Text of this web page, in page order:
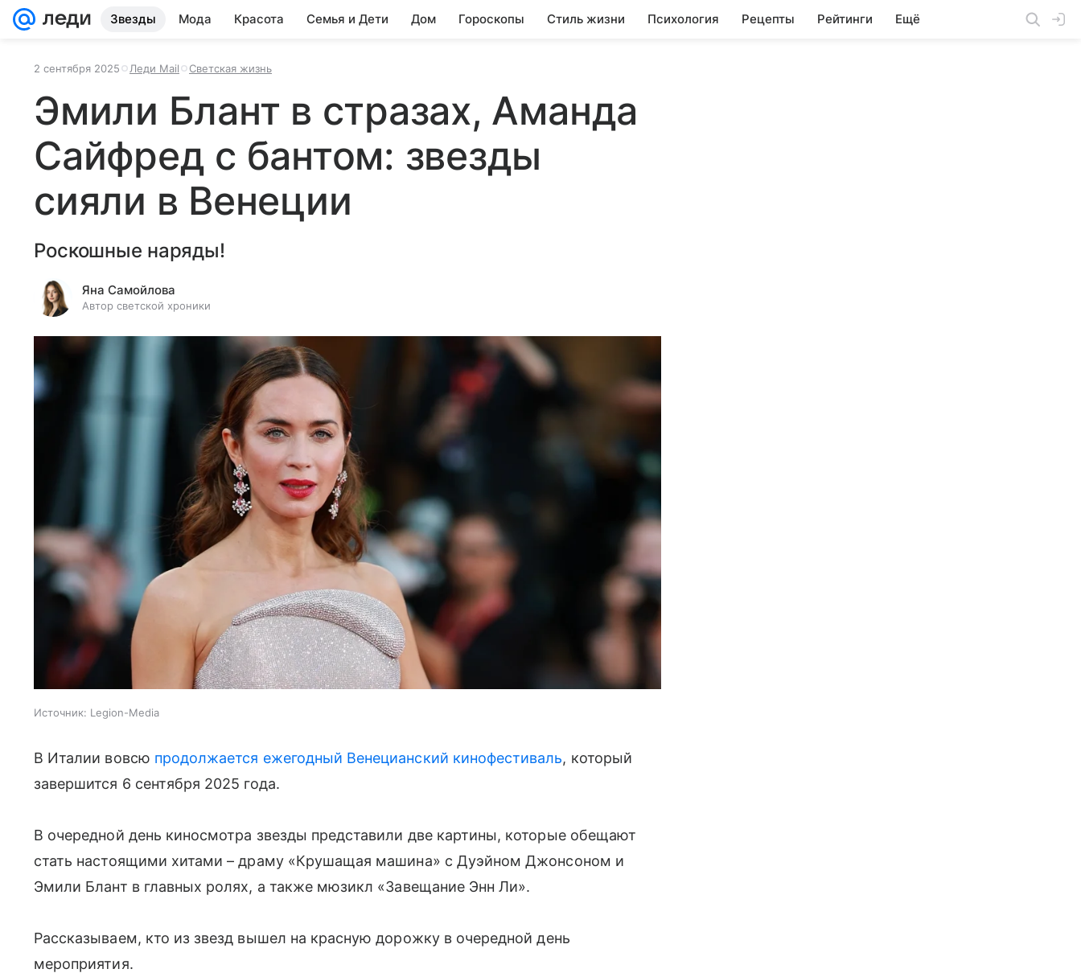
Звезды Мода Красота Семья и Дети Дом Гороскопы Стиль жизни Психология Рецепты Рейтинги Ещё
2 сентября 2025 Леди Mail Светская жизнь
Эмили Блант в стразах, Аманда
Сайфред с бантом: звезды
сияли в Венеции
Роскошные наряды!
Яна Самойлова
Автор светской хроники
Источник: Legion-Media
В Италии вовсю продолжается ежегодный Венецианский кинофестиваль, который
завершится 6 сентября 2025 года.
В очередной день киносмотра звезды представили две картины, которые обещают
стать настоящими хитами – драму «Крушащая машина» с Дуэйном Джонсоном и
Эмили Блант в главных ролях, а также мюзикл «Завещание Энн Ли».
Рассказываем, кто из звезд вышел на красную дорожку в очередной день
мероприятия.